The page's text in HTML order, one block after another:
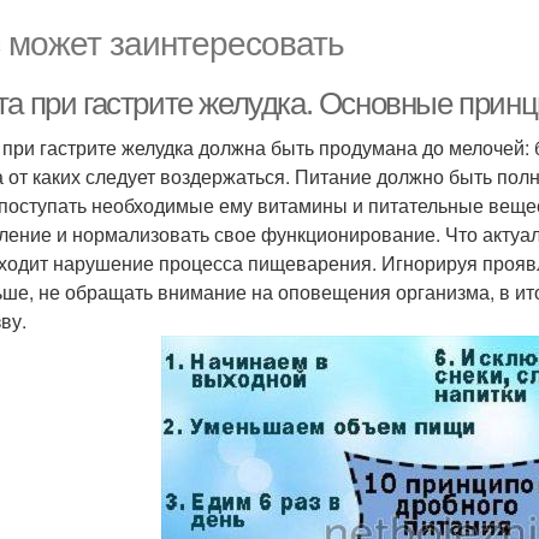
заинтересовать
при гастрите желудка. Основные
гастрите желудка должна быть продумана до
от каких следует воздержаться. Питание должно быть
необходимые ему витамины и питательные
и нормализовать свое функционирование. Что
нарушение процесса пищеварения. Игнорируя
не обращать внимание на оповещения организма, в